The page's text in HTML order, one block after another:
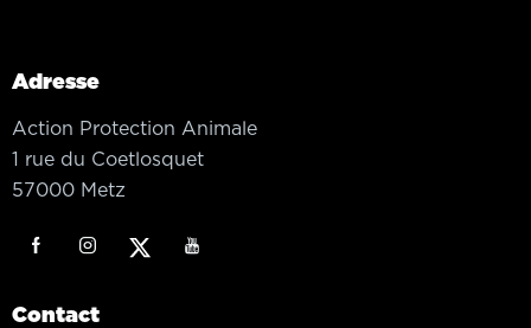
Adresse
Action Protection Animale
1 rue du Coetlosquet
57000 Metz
Contact